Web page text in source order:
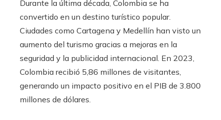
Durante la última década, Colombia se ha
convertido en un destino turístico popular.
Ciudades como Cartagena y Medellín han visto un
aumento del turismo gracias a mejoras en la
seguridad y la publicidad internacional. En 2023,
Colombia recibió 5,86 millones de visitantes,
generando un impacto positivo en el PIB de 3.800
millones de dólares.